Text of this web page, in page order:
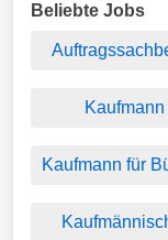
Beliebte Jobs
Kaufmann
Kaufmann für